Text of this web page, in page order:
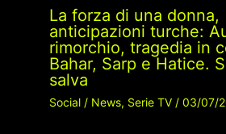
La forza di una donna,
anticipazioni turche:
rimorchio, tragedia in
Bahar, Sarp e Hatice.
salva
Social/ News, Serie TV/ 03/07/